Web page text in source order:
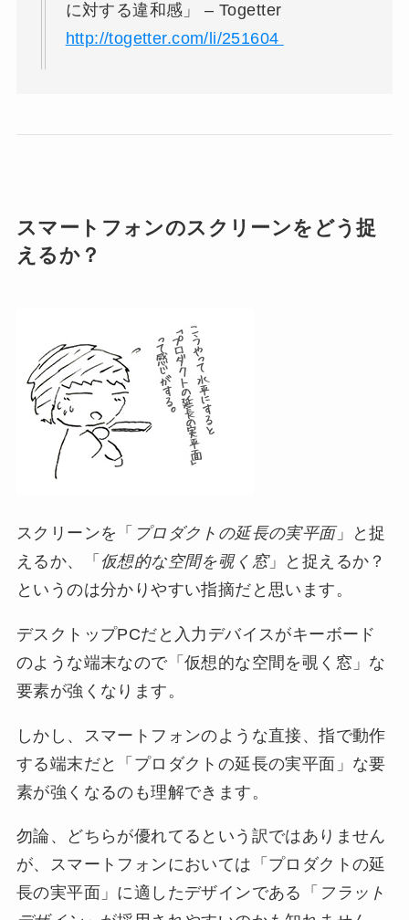
に対する違和感」 –Togetter
http://togetter.com/li/251604
スマートフォンのスクリーンをどう捉
えるか？
スクリーンを「 プロダクトの延長の実平面」と捉
えるか、「 仮想的な空間を覗く窓」と捉えるか？
というのは分かりやすい指摘だと思います。
デスクトップPCだと入力デバイスがキーボード
のような端末なので「仮想的な空間を覗く窓」な
要素が強くなります。
しかし、スマートフォンのような直接、指で動作
する端末だと「プロダクトの延長の実平面」な要
素が強くなるのも理解できます。
勿論、どちらが優れてるという訳ではありません
が、スマートフォンにおいては「プロダクトの延
長の実平面」に適したデザインである「 フラット